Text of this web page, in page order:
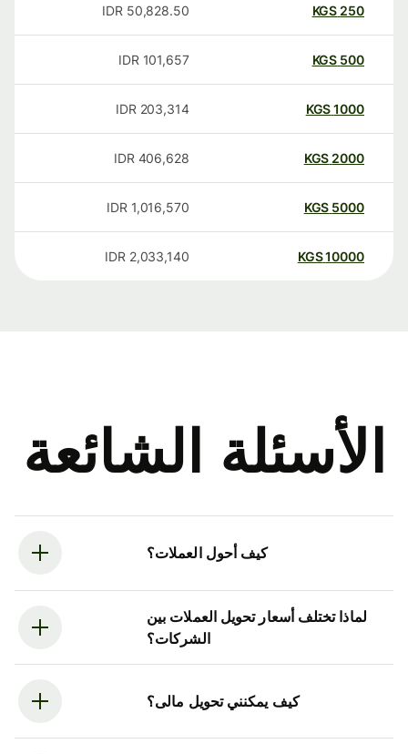
250
KGS
50,828.50
IDR
500
KGS
101,657
IDR
1000
KGS
203,314
IDR
2000
KGS
406,628
IDR
5000
KGS
1,016,570
IDR
10000
KGS
2,033,140
IDR
الأسئلة الشائعة
كيف أحول العملات؟
لماذا تختلف أسعار تحويل العملات بين
الشركات؟
كيف يمكنني تحويل مالى؟